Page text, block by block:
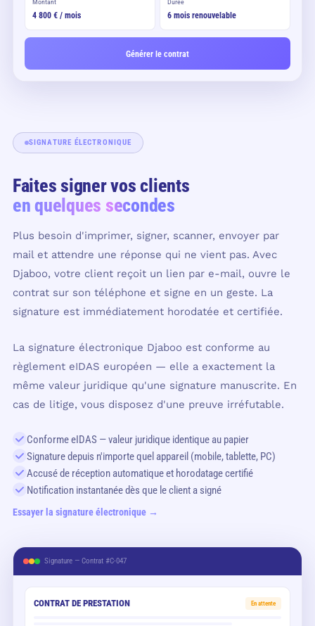
Montant
4 800 € / mois
Durée
6 mois renouvelable
Générer le contrat
SIGNATURE ÉLECTRONIQUE
Faites signer vos clients
en quelques secondes
Plus besoin d'imprimer, signer, scanner, envoyer par
mail et attendre une réponse qui ne vient pas. Avec
Djaboo, votre client reçoit un lien par e-mail, ouvre le
contrat sur son téléphone et signe en un geste. La
signature est immédiatement horodatée et certifiée.
La signature électronique Djaboo est conforme au
règlement eIDAS européen — elle a exactement la
même valeur juridique qu'une signature manuscrite. En
cas de litige, vous disposez d'une preuve irréfutable.
Conforme eIDAS — valeur juridique identique au papier
Signature depuis n'importe quel appareil (mobile, tablette, PC)
Accusé de réception automatique et horodatage certifié
Notification instantanée dès que le client a signé
Essayer la signature électronique →
Signature — Contrat #C-047
CONTRAT DE PRESTATION En attente